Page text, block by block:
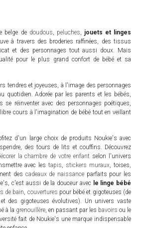
belge de doudous, peluches, jouets et linges
à travers des broderies raffinées, des tissus
et des personnages tout aussi doux. Mais
pour le plus grand confort de bébé et sa
tendres et joyeuses, à l'image des personnages
quotidien. Adorée par les parents et les bébés,
se réinventer avec des personnages poétiques,
cours à l'imagination de bébé tout en veillant
d'un large choix de produits Noukie's avec
des tours de lits et couffins. Découvrez
la chambre de votre enfant selon l'univers
avec les tapis, stickers muraux, toises,
des cadeaux de naissanceparfaits pour les
c'est aussi de la douceur avec
le linge bébé
de bain, couvertures pour bébé et gigoteuses (de
des gigoteuses évolutives). Un univers vaste
à la grenouillère, en passant par les bavoirs ou le
fait de Noukie's une marque indispensable